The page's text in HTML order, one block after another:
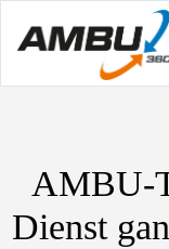
AMBU-
Dienst